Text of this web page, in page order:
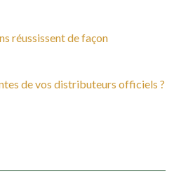
réussissent de façon
de vos distributeurs officiels ?